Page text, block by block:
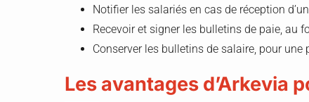
Notifier les salariés en cas de réception
Recevoir et signer les bulletins de paie, au
Conserver les bulletins de salaire, pour une
Les avantages d’Arkevia